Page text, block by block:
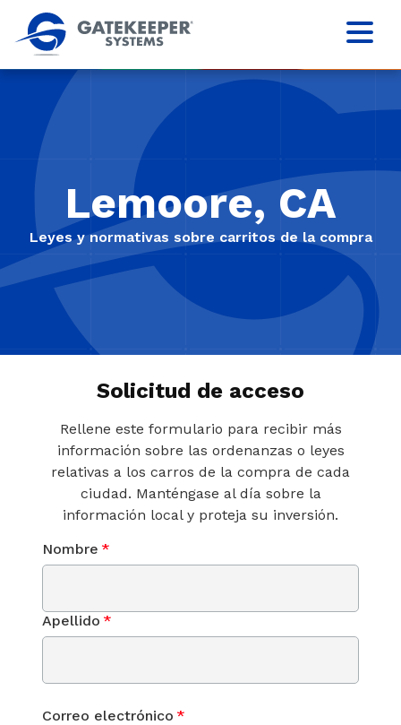
Lemoore, CA
Leyes y normativas sobre carritos de la compra
Solicitud de acceso
Rellene este formulario para recibir más
información sobre las ordenanzas o leyes
relativas a los carros de la compra de cada
ciudad. Manténgase al día sobre la
información local y proteja su inversión.
Nombre *
Apellido *
Correo electrónico *